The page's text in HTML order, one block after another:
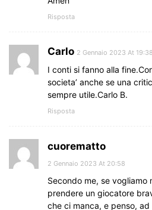
Risposta
Carlo 2 Gennaio 2023 At 19:38
I conti si fanno alla
societa’ anche se una
sempre utile.Carlo B.
Risposta
cuorematto
2 Gennaio 2023 At 20:58
Secondo me, se vogliamo
prendere un giocatore
che ci manca, e penso,